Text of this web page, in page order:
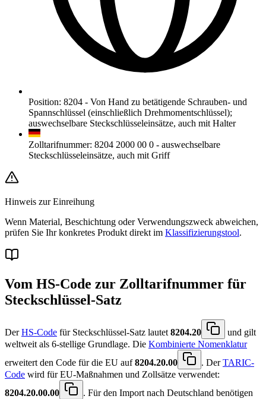
Position: 8204 - Von Hand zu betätigende Schrauben- und
Spannschlüssel (einschließlich Drehmomentschlüssel);
auswechselbare Steckschlüsseleinsätze, auch mit Halter
Zolltarifnummer: 8204 2000 00 0 - auswechselbare
Steckschlüsseleinsätze, auch mit Griff
Hinweis zur Einreihung
Wenn Material, Beschichtung oder Verwendungszweck abweichen,
prüfen Sie Ihr konkretes Produkt direkt im Klassifizierungstool.
Vom HS-Code zur Zolltarifnummer für
Steckschlüssel-Satz
DerHS-Code für Steckschlüssel-Satz lautet8204.20
und gilt
weltweit als 6-stellige Grundlage. Die Kombinierte Nomenklatur
erweitert den Code für die EU auf8204.20.00 . DerTARIC-
Code wird für EU-Maßnahmen und Zollsätze verwendet:
8204.20.00.00
. Für den Import nach Deutschland benötigen